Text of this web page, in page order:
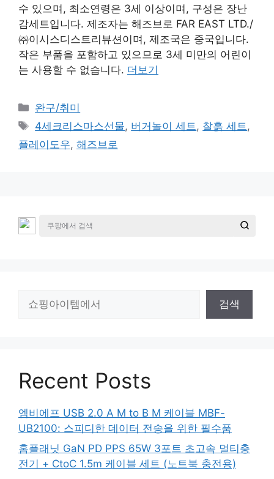
수 있으며, 최소연령은 3세 이상이며, 구성은 장난
감세트입니다. 제조자는 해즈브로 FAR EAST LTD./
㈜이시스디스트리뷰션이며, 제조국은 중국입니다.
작은 부품을 포함하고 있으므로 3세 미만의 어린이
는 사용할 수 없습니다. 더보기
카
테
리
완구/취미
태
그
4세크리스마스선물, 버거놀이 세트 , 찰흙 세트 ,
플레이도우, 해즈브로
검색
Recent Posts
엠비에프 USB 2.0 A M to B M 케이블 MBF-
UB2100: 스피디한 데이터 전송을 위한 필수품
홈플래닛 GaN PD PPS 65W 3포트 초고속 멀티충
전기 + CtoC 1.5m 케이블 세트 (노트북 충전용)